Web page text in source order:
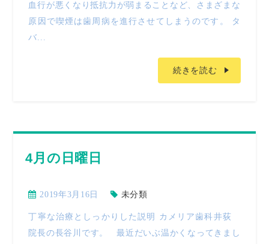
血行が悪くなり抵抗力が弱まることなど、さまざまな
原因で喫煙は歯周病を進行させてしまうのです。 タ
バ...
続きを読む
4月の日曜日
2019年3月16日 未分類
丁寧な治療としっかりした説明 カメリア歯科井荻
院長の長谷川です。 最近だいぶ温かくなってきまし